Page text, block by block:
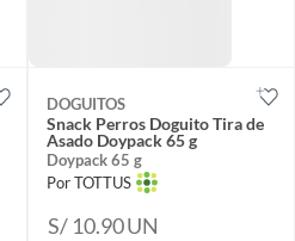
DOGUITOS
Snack Perros Doguito Tira de
Asado Doypack 65 g
Doypack 65 g
Por TOTTUS
S/ 10.90UN